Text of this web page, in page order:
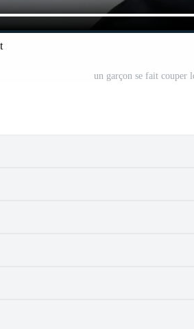
un garçon se fait couper